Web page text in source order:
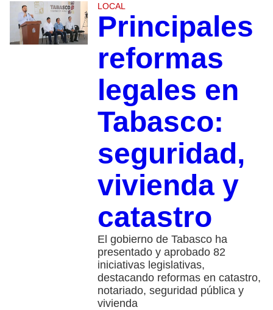
LOCAL
Principales
reformas
legales en
Tabasco:
seguridad,
vivienda y
catastro
El gobierno de Tabasco ha
presentado y aprobado 82
iniciativas legislativas,
destacando reformas en catastro,
notariado, seguridad pública y
vivienda